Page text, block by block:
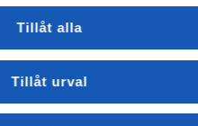
Tillåt alla
Tillåt urval
sysselsättning. Vi
består bl.a. av
socionomer,
sociologer,
arbetsterapeuter,
hälsovetare och